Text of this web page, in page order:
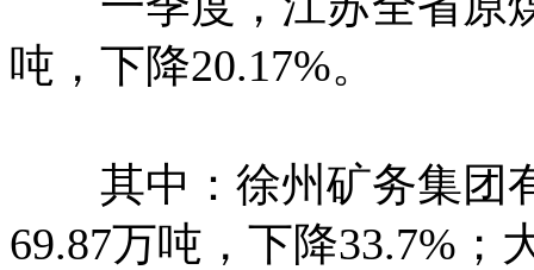
吨，下降20.17%。
其中：徐州矿务集团有
69.87万吨，下降33.7%；